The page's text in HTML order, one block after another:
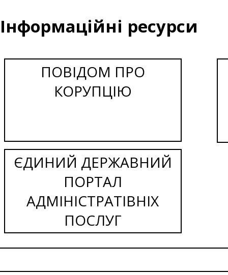
Інформаційні ресурси
ПОВІДОМ ПРО
КОРУПЦІЮ
ЄДИНИЙ ДЕРЖАВНИЙ
ПОРТАЛ
АДМІНІСТРАТІВНІХ
ПОСЛУГ